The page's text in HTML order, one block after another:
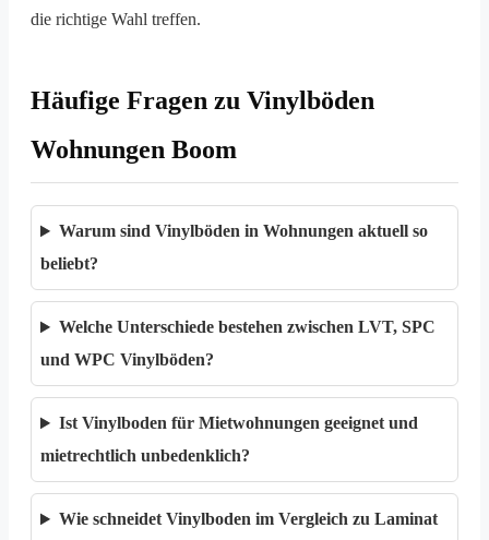
die richtige Wahl treffen.
Häufige Fragen zu Vinylböden
Wohnungen Boom
Warum sind Vinylböden in Wohnungen aktuell so
beliebt?
Welche Unterschiede bestehen zwischen LVT, SPC
und WPC Vinylböden?
Ist Vinylboden für Mietwohnungen geeignet und
mietrechtlich unbedenklich?
Wie schneidet Vinylboden im Vergleich zu Laminat